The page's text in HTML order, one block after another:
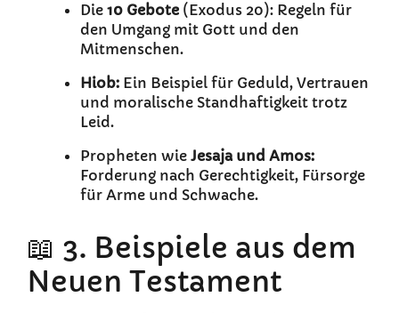
Die 10 Gebote (Exodus 20): Regeln für
den Umgang mit Gott und den
Mitmenschen.
Hiob: Ein Beispiel für Geduld, Vertrauen
und moralische Standhaftigkeit trotz
Leid.
Propheten wie Jesaja und Amos:
Forderung nach Gerechtigkeit, Fürsorge
für Arme und Schwache.
📖 3. Beispiele aus dem
Neuen Testament